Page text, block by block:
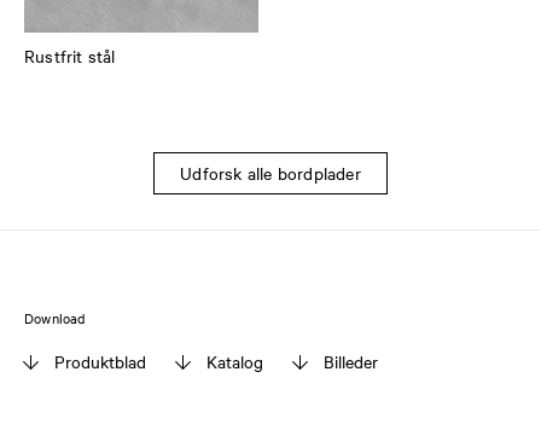
Rustfrit stål
Udforsk alle bordplader
Download
Produktblad Katalog Billeder